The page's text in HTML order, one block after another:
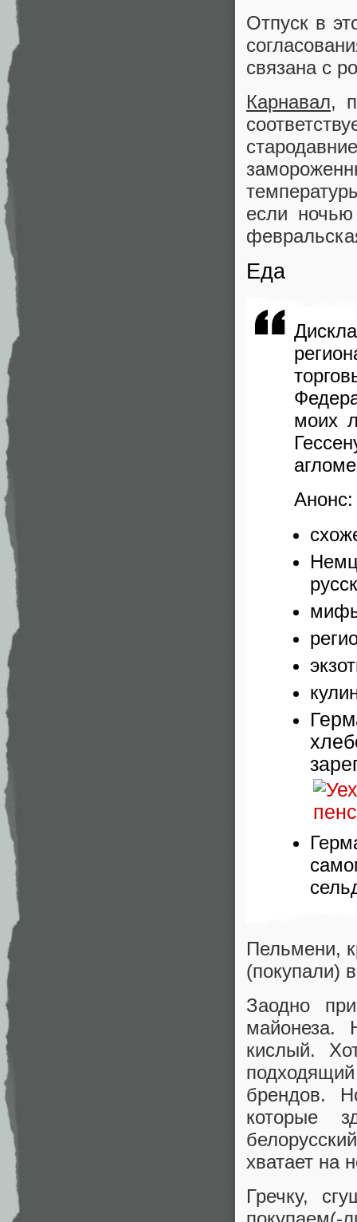
Отпуск в
связана с
Карнавал,
если
Еда
моих
Анонс:
Пельмени,
(покупали)
Заодно
майонеза.
кислый.
брендов.
которые
хватает на
Гречку,